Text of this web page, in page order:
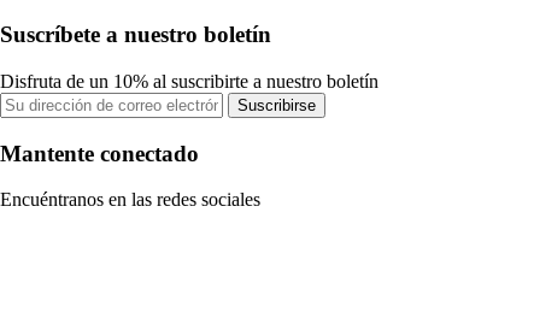
Suscríbete a nuestro boletín
Disfruta de un 10% al suscribirte a nuestro boletín
Suscribirse
Mantente conectado
Encuéntranos en las redes sociales